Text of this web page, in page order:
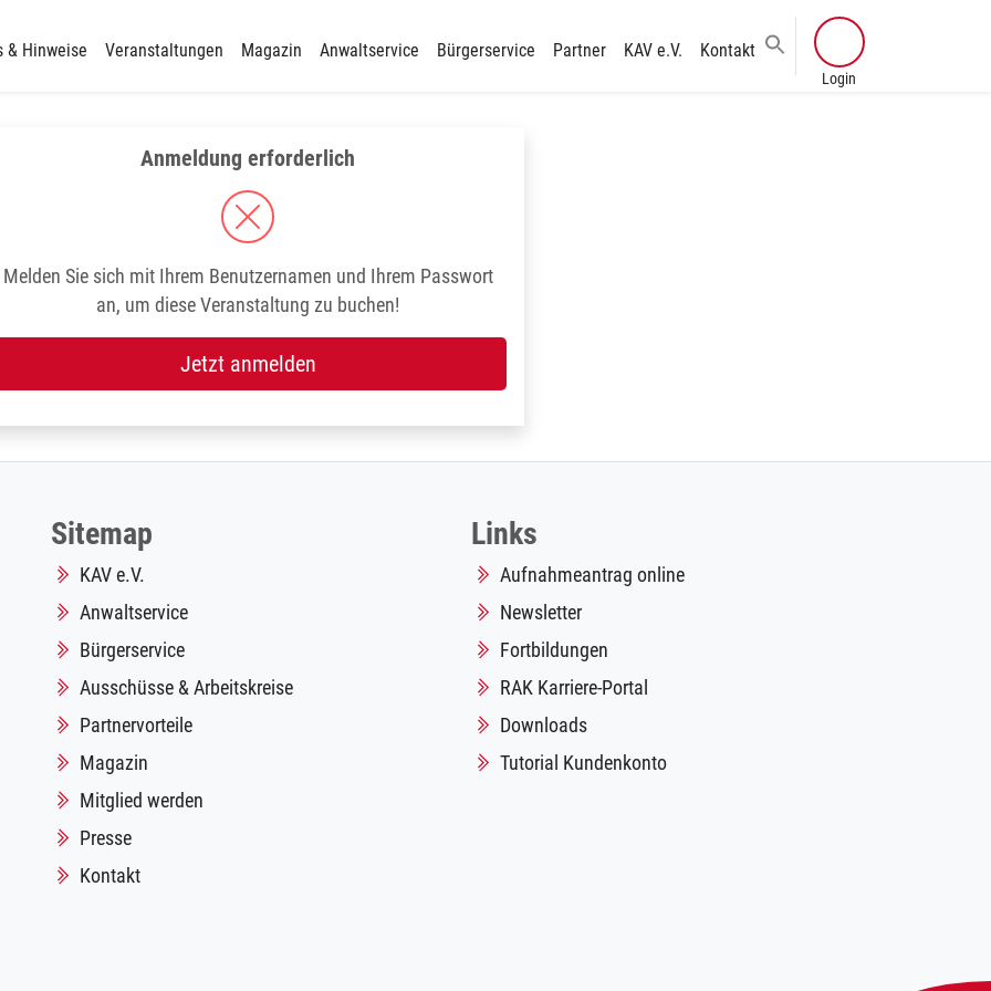
& Hinweise Veranstaltungen Magazin Anwaltservice Bürgerservice Partner KAV e.V. Kontakt
Anmeldung erforderlich
Melden Sie sich mit Ihrem Benutzernamen und Ihrem Passwort
an, um diese Veranstaltung zu buchen!
Jetzt anmelden
Sitemap
KAV e.V.
Anwaltservice
Bürgerservice
Ausschüsse & Arbeitskreise
Partnervorteile
Magazin
Mitglied werden
Presse
Kontakt
Links
Aufnahmeantrag online
Newsletter
Fortbildungen
RAK Karriere-Portal
Downloads
Tutorial Kundenkonto